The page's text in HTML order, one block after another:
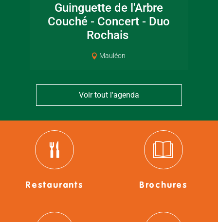
Guinguette de l'Arbre
Couché - Concert - Duo
Rochais
Mauléon
Voir tout l'agenda
Restaurants Brochures